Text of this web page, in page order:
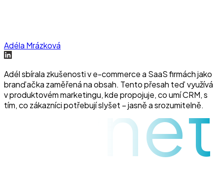
Adéla Mrázková
Adél sbírala zkušenosti v e-commerce a SaaS firmách jako
branďačka zaměřená na obsah. Tento přesah teď využívá
v produktovém marketingu, kde propojuje, co umí CRM, s
tím, co zákazníci potřebují slyšet – jasně a srozumitelně.
raynet